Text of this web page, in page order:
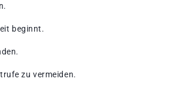
beginnt.
zu vermeiden.